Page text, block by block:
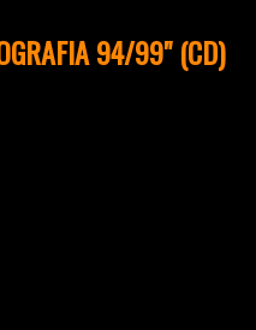
94/99" (CD)